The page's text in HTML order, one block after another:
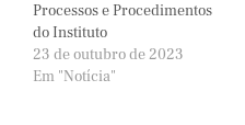
Processos e Procedimentos
do Instituto
23 de outubro de 2023
Em "Notícia"